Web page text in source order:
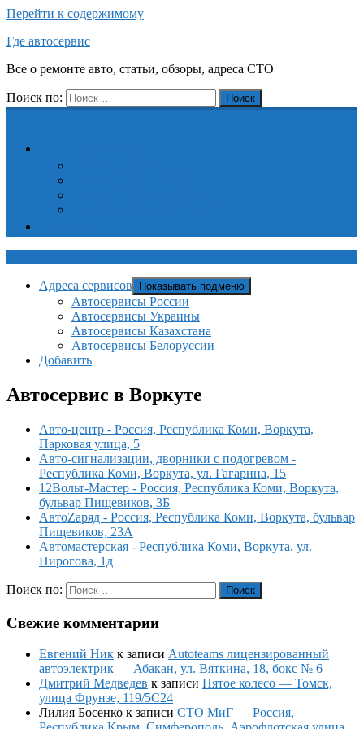
Перейти к содержимому
Где автосервис
Все о ремонте авто, статьи, обзоры, адреса СТО
Поиск по: Поиск
Адреса сервисов Показывать подменю
Автосервисы России
Автосервисы Украины
Автосервисы Казахстана
Автосервисы Белоруссии
Добавить
Автосервис в Воркуте
Авто-центр - Россия, Республика Коми, Воркута,
Парковая улица, 5
Авто-сигнализации, дворники с подогревом -
Республика Коми, Воркута, ул. Гагарина, 15
12Вольт-Мастер - Россия, Республика Коми, Воркута,
бульвар Пищевиков, 3Б
АвтоZаряд - Россия, Республика Коми, Воркута, бульвар
Пищевиков, 23А
Автомастерская - Республика Коми, Воркута, ул.
Пирогова, 1д
Поиск по: Поиск
Свежие комментарии
Евгений Ник к записи Autoteams лицензированный
автоэлектрик — Абакан, ул. Вяткина, 18, бокс № 6
Дмитрий Медведев к записи Пятое колесо — Томск,
улица Фрунзе, 119/5С24
Лилия Босенко к записи СТО МиГ — Россия,